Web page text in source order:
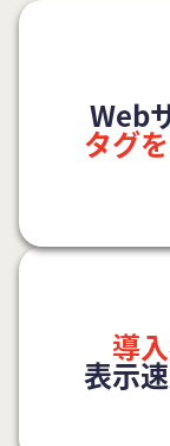
Web
タグ
導
表示